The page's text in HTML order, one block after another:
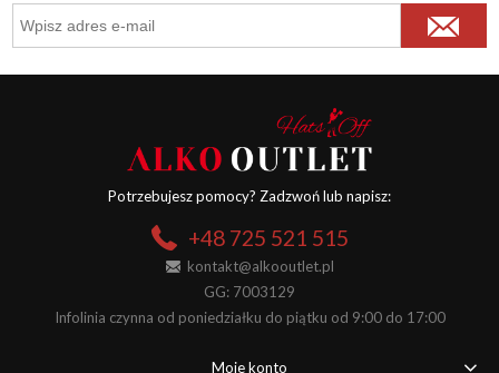
Potrzebujesz pomocy? Zadzwoń lub napisz:
+48 725 521 515
kontakt@alkooutlet.pl
GG: 7003129
Infolinia czynna od poniedziałku do piątku od 9:00 do 17:00
Moje konto